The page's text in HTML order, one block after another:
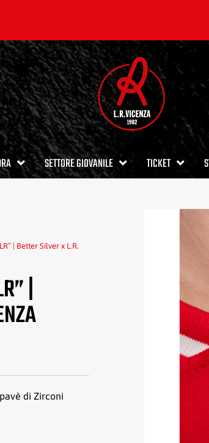
SETTORE GIOVANILE TICKET
| Better Silver x L.R.
|
di Zirconi